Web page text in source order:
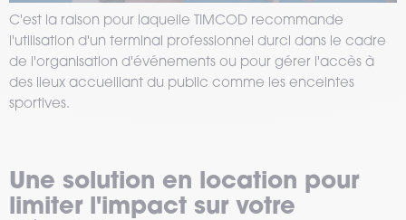
C'est la raison pour laquelle TIMCOD recommande
l'utilisation d'un terminal professionnel durci dans le cadre
de l'organisation d'événements ou pour gérer l'accès à
des lieux accueillant du public comme les enceintes
sportives.
Une solution en location pour
limiter l'impact sur votre